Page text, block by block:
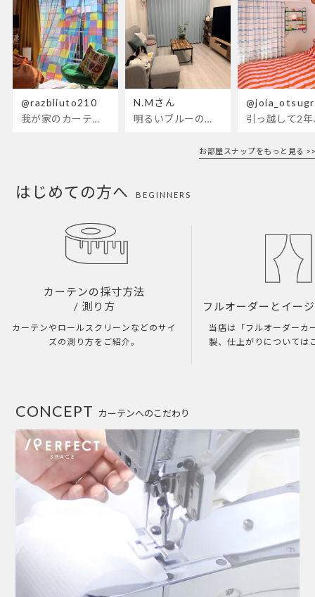
@razbliuto210
我が家のカーテンが新しくなりました🌼早起きが超絶苦手な
N.Mさん
明るいブルーのカーテンで、部屋全体
引っ越して2
お部屋スナップをもっと見る >>
はじめての方へ BEGINNERS
カーテンの採寸方法
/ 測り方
カーテンやロールスクリーンなどのサイ
ズの測り方をご紹介。
フルオーダーとイー
当店は「フルオーダーカ
製、仕上がりについては
カーテンへのこだわり
CONCEPT